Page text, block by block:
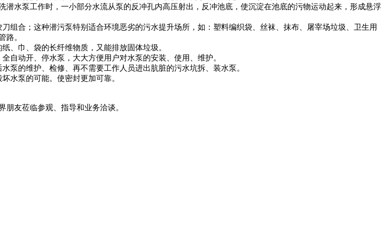
水泵工作时，一小部分水流从泵的反冲孔内高压射出，反冲池底，使沉淀在池底的污物运动起来，形成悬浮
组合；这种潜污泵特别适合环境恶劣的污水提升场所，如：塑料编织袋、丝袜、抹布、屠宰场垃圾、卫生用
路。
、巾、袋的长纤维物质，又能排放固体垃圾。
自动开、停水泵，大大方便用户对水泵的安装、使用、维护。
泵的维护、检修、再不需要工作人员进出肮脏的污水坑拆、装水泵。
水泵的可能。使密封更加可靠。
友莅临参观、指导和业务洽谈。